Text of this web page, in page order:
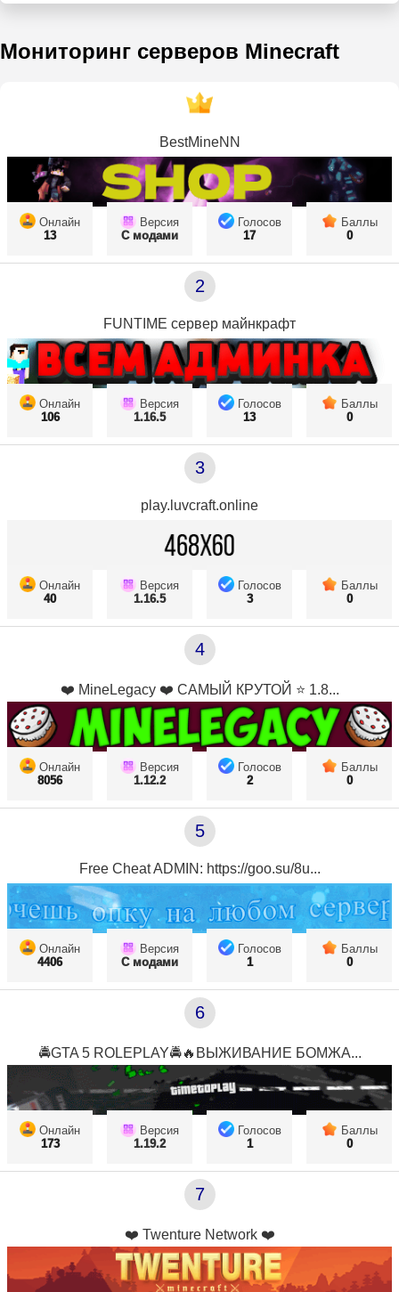
Мониторинг серверов Minecraft
BestMineNN
Онлайн
13
Версия
С модами
Голосов
17
Баллы
0
2
FUNTIME сервер майнкрафт
Онлайн
106
Версия
1.16.5
Голосов
13
Баллы
0
3
play.luvcraft.online
Онлайн
40
Версия
1.16.5
Голосов
3
Баллы
0
4
❤️ MineLegacy ❤️ САМЫЙ КРУТОЙ ⭐ 1.8...
Онлайн
8056
Версия
1.12.2
Голосов
2
Баллы
0
5
Free Cheat ADMIN: https://goo.su/8u...
Онлайн
4406
Версия
С модами
Голосов
1
Баллы
0
6
🚔GTA 5 ROLEPLAY🚔🔥ВЫЖИВАНИЕ БОМЖА...
Онлайн
173
Версия
1.19.2
Голосов
1
Баллы
0
7
❤️ Twenture Network ❤️